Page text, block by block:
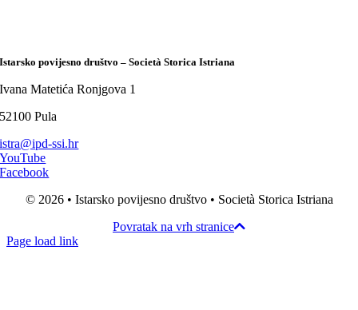
Istarsko povijesno društvo – Società Storica Istriana
Ivana Matetića Ronjgova 1
52100 Pula
istra@ipd-ssi.hr
YouTube
Facebook
© 2026 • Istarsko povijesno društvo • Società Storica Istriana
Povratak na vrh stranice
Page load link